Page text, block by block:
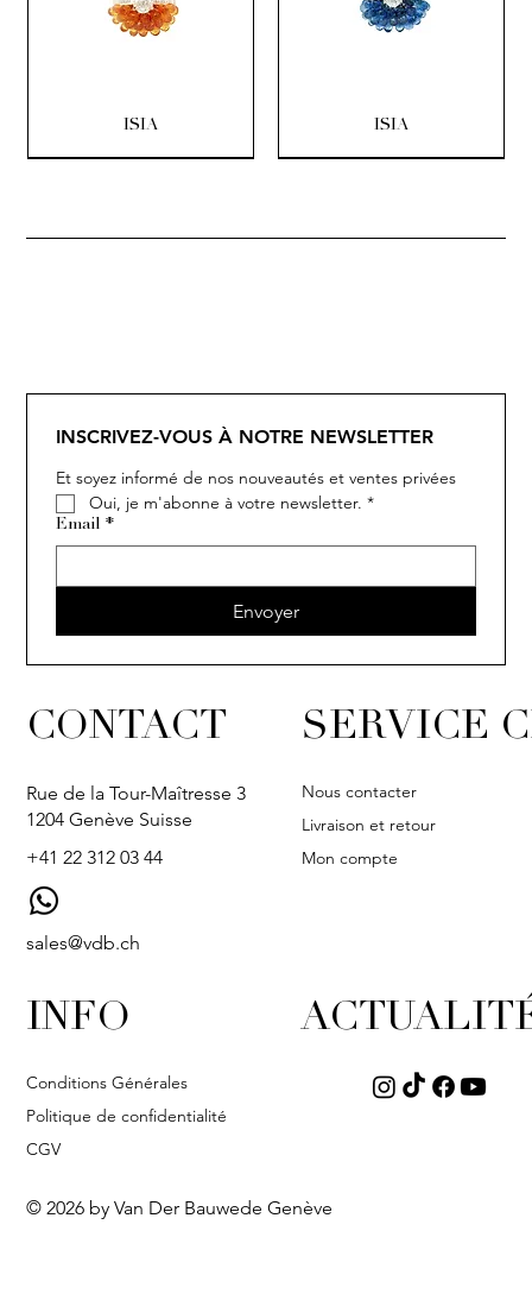
ISIA ISIA
INSCRIVEZ-VOUS À NOTRE NEWSLETTER
Et soyez informé de nos nouveautés et ventes privées
Oui, je m'abonne à votre newsletter. *
Email *
Envoyer
CONTACT
Rue de la Tour-Maîtresse 3
1204 Genève Suisse
+41 22 312 03 44
sales@vdb.ch
SERVICE
Nous contacter
Livraison et retour
Mon compte
INFO
Conditions Générales
Politique de confidentialité
CGV
© 2026 by Van Der Bauwede Genève